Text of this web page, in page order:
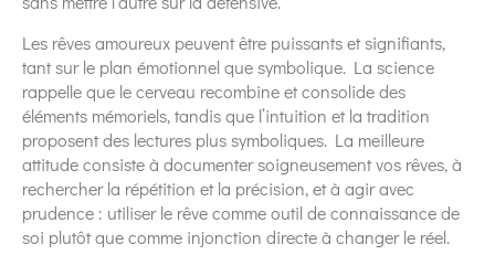
Les rêves amoureux peuvent être puissants et signifiants,
tant sur le plan émotionnel que symbolique. La science
rappelle que le cerveau recombine et consolide des
éléments mémoriels, tandis que l’intuition et la tradition
proposent des lectures plus symboliques. La meilleure
attitude consiste à documenter soigneusement vos rêves, à
rechercher la répétition et la précision, et à agir avec
prudence : utiliser le rêve comme outil de connaissance de
soi plutôt que comme injonction directe à changer le réel.